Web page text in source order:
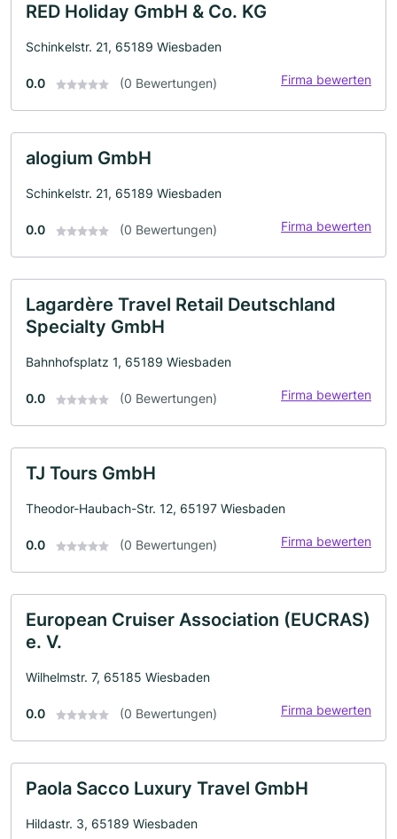
RED Holiday GmbH & Co. KG
Schinkelstr. 21, 65189 Wiesbaden
0.0 (0 Bewertungen) Firma bewerten
alogium GmbH
Schinkelstr. 21, 65189 Wiesbaden
0.0 (0 Bewertungen) Firma bewerten
Lagardère Travel Retail Deutschland
Specialty GmbH
Bahnhofsplatz 1, 65189 Wiesbaden
0.0 (0 Bewertungen) Firma bewerten
TJ Tours GmbH
Theodor-Haubach-Str. 12, 65197 Wiesbaden
0.0 (0 Bewertungen) Firma bewerten
European Cruiser Association (EUCRAS)
e. V.
Wilhelmstr. 7, 65185 Wiesbaden
0.0 (0 Bewertungen) Firma bewerten
Paola Sacco Luxury Travel GmbH
Hildastr. 3, 65189 Wiesbaden